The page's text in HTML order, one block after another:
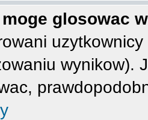
glosowac
wynikow).